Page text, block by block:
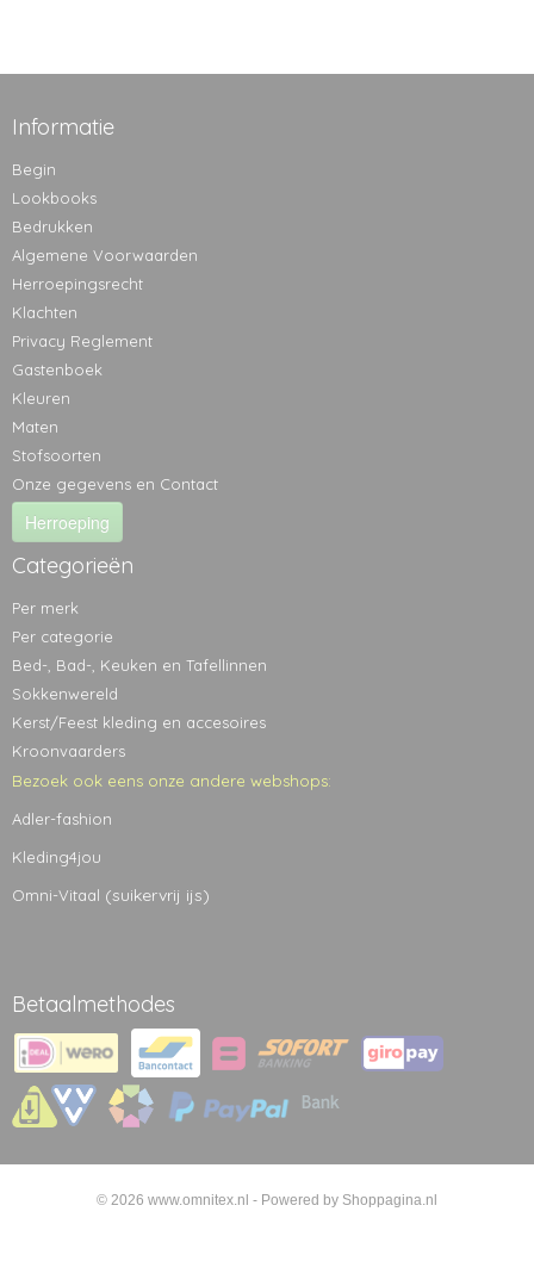
Informatie
Begin
Lookbooks
Bedrukken
Algemene Voorwaarden
Herroepingsrecht
Klachten
Privacy Reglement
Gastenboek
Kleuren
Maten
Stofsoorten
Onze gegevens en Contact
Herroeping
Categorieën
Per merk
Per categorie
Bed-, Bad-, Keuken en Tafellinnen
Sokkenwereld
Kerst/Feest kleding en accesoires
Kroonvaarders
Bezoek ook eens onze andere webshops:
Adler-fashion
Kleding4jou
Omni-Vitaal (suikervrij ijs)
Betaalmethodes
© 2026 www.omnitex.nl - Powered by Shoppagina.nl